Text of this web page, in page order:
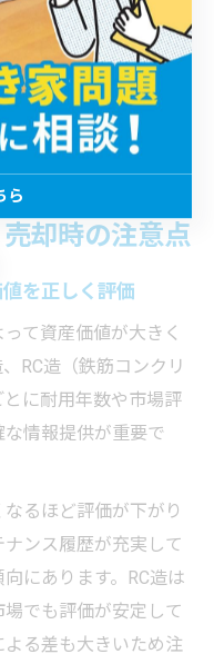
公式サイトを確認
です。行政の支援を
確実な不動産売却が
却時の注意点
を正しく評価
て資産価値が大きく
RC造（鉄筋コンクリ
に耐用年数や市場評
情報提供が重要で
るほど評価が下がり
ンス履歴が充実して
にあります。RC造は
でも評価が安定して
る差も大きいため注
ら
ら